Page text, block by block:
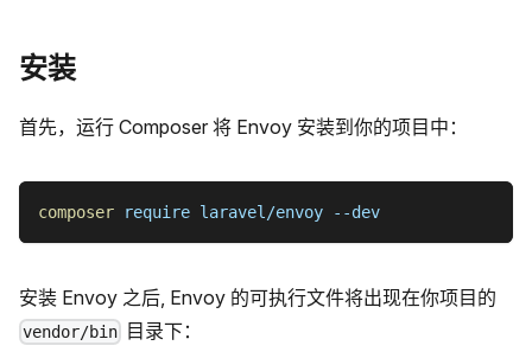
安装
首先，运行 Composer 将 Envoy 安装到你的项目中：
composer require laravel/envoy --dev
安装 Envoy 之后, Envoy 的可执行文件将出现在你项目的
vendor/bin 目录下：